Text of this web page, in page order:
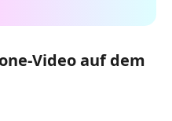
Video auf dem